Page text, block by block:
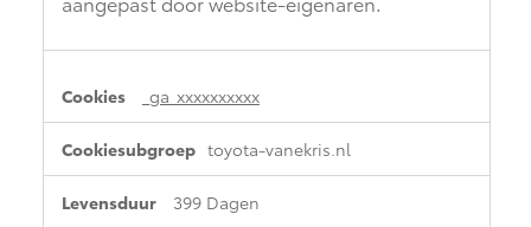
_ga_xxxxxxxxxx
toyota-vanekris.nl
399 Dagen